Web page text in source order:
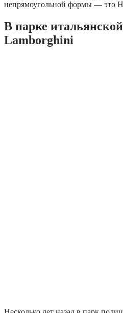
непрямоугольной формы — это
В парке
Lamborghini